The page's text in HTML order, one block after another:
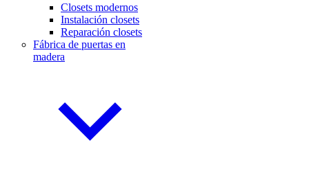
Closets modernos
Instalación closets
Reparación closets
Fábrica de puertas en
madera